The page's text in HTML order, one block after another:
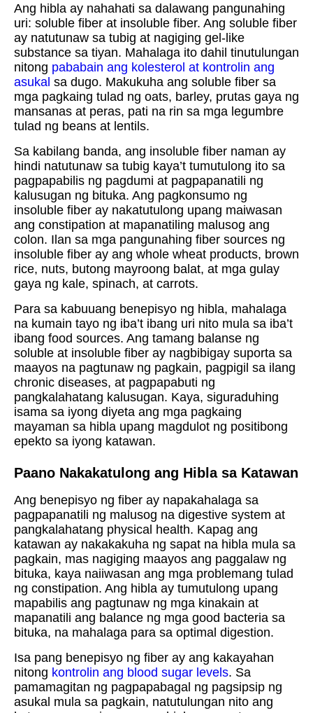
Ang hibla ay nahahati sa dalawang pangunahing
uri: soluble fiber at insoluble fiber. Ang soluble fiber
ay natutunaw sa tubig at nagiging gel-like
substance sa tiyan. Mahalaga ito dahil tinutulungan
nitong pababain ang kolesterol at kontrolin ang
asukal sa dugo. Makukuha ang soluble fiber sa
mga pagkaing tulad ng oats, barley, prutas gaya ng
mansanas at peras, pati na rin sa mga legumbre
tulad ng beans at lentils.
Sa kabilang banda, ang insoluble fiber naman ay
hindi natutunaw sa tubig kaya’t tumutulong ito sa
pagpapabilis ng pagdumi at pagpapanatili ng
kalusugan ng bituka. Ang pagkonsumo ng
insoluble fiber ay nakatutulong upang maiwasan
ang constipation at mapanatiling malusog ang
colon. Ilan sa mga pangunahing fiber sources ng
insoluble fiber ay ang whole wheat products, brown
rice, nuts, butong mayroong balat, at mga gulay
gaya ng kale, spinach, at carrots.
Para sa kabuuang benepisyo ng hibla, mahalaga
na kumain tayo ng iba’t ibang uri nito mula sa iba’t
ibang food sources. Ang tamang balanse ng
soluble at insoluble fiber ay nagbibigay suporta sa
maayos na pagtunaw ng pagkain, pagpigil sa ilang
chronic diseases, at pagpapabuti ng
pangkalahatang kalusugan. Kaya, siguraduhing
isama sa iyong diyeta ang mga pagkaing
mayaman sa hibla upang magdulot ng positibong
epekto sa iyong katawan.
Paano Nakakatulong ang Hibla sa Katawan
Ang benepisyo ng fiber ay napakahalaga sa
pagpapanatili ng malusog na digestive system at
pangkalahatang physical health. Kapag ang
katawan ay nakakakuha ng sapat na hibla mula sa
pagkain, mas nagiging maayos ang paggalaw ng
bituka, kaya naiiwasan ang mga problemang tulad
ng constipation. Ang hibla ay tumutulong upang
mapabilis ang pagtunaw ng mga kinakain at
mapanatili ang balance ng mga good bacteria sa
bituka, na mahalaga para sa optimal digestion.
Isa pang benepisyo ng fiber ay ang kakayahan
nitong kontrolin ang blood sugar levels. Sa
pamamagitan ng pagpapabagal ng pagsipsip ng
asukal mula sa pagkain, natutulungan nito ang